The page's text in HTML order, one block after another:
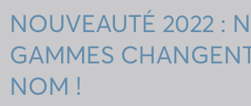
NOUVEAUTÉ 2022 :
GAMMES
NOM !